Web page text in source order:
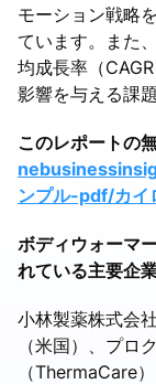
モーション戦略
ています。また
均成長率（
影響を与える課
このレポートの
ンプル-pdf/カイ
ボディウォーマ
れている主要企
小林製薬株式会
（米国）、プロ
（ThermaCare